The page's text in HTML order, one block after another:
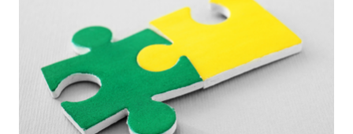
Newyddion